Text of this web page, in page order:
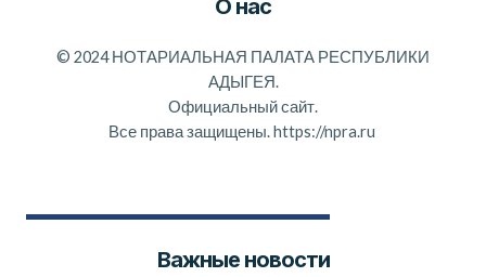
О нас
© 2024 НОТАРИАЛЬНАЯ ПАЛАТА РЕСПУБЛИКИ
АДЫГЕЯ.
Официальный сайт.
Все права защищены.https://npra.ru
Важные новости